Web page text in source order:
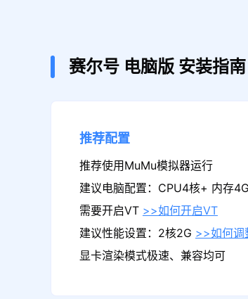
赛尔号 电脑版 安装指南
推荐配置
推荐使用MuMu模拟器运行
建议电脑配置：CPU4核+ 内存
需要开启VT >>如何开启VT
建议性能设置：2核2G >>如何调
显卡渲染模式极速、兼容均可